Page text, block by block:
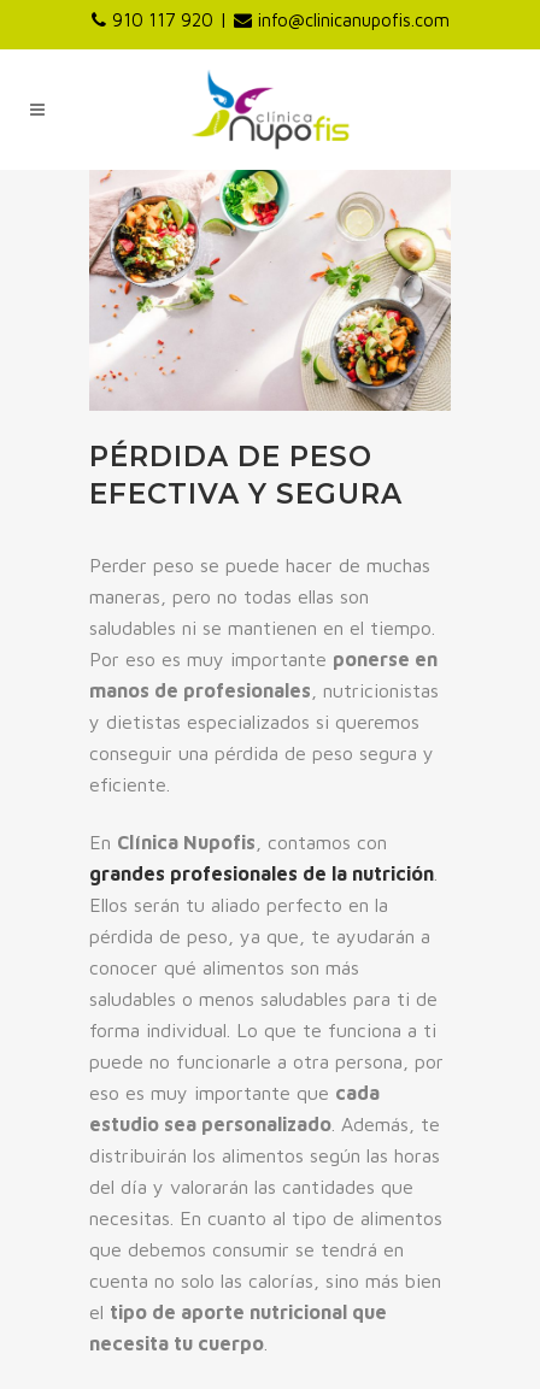
910 117 920 | info@clinicanupofis.com
PÉRDIDA DE PESO
EFECTIVA Y SEGURA
Perder peso se puede hacer de muchas
maneras, pero no todas ellas son
saludables ni se mantienen en el tiempo.
Por eso es muy importante ponerse en
manos de profesionales , nutricionistas
y dietistas especializados si queremos
conseguir una pérdida de peso segura y
eficiente.
En Clínica Nupofis , contamos con
grandes profesionales de la nutrición
Ellos serán tu aliado perfecto en la
pérdida de peso, ya que, te ayudarán a
conocer qué alimentos son más
saludables o menos saludables para ti de
forma individual. Lo que te funciona a ti
puede no funcionarle a otra persona, por
eso es muy importante que cada
estudio sea personalizado . Además, te
distribuirán los alimentos según las horas
del día y valorarán las cantidades que
necesitas. En cuanto al tipo de alimentos
que debemos consumir se tendrá en
cuenta no solo las calorías, sino más bien
el tipo de aporte nutricional que
necesita tu cuerpo